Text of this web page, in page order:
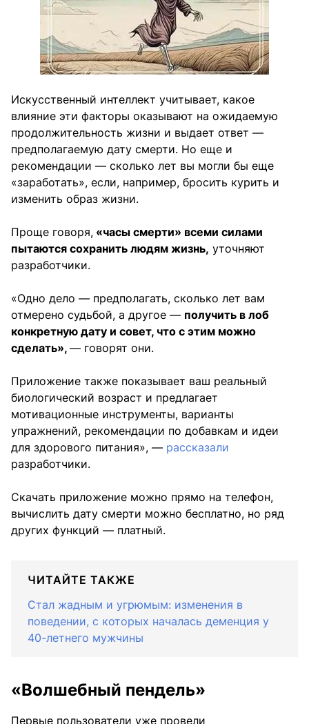
Искусственный интеллект учитывает, какое
влияние эти факторы оказывают на ожидаемую
продолжительность жизни и выдает ответ —
предполагаемую дату смерти. Но еще и
рекомендации — сколько лет вы могли бы еще
«заработать», если, например, бросить курить и
изменить образ жизни.
Проще говоря, «часы смерти» всеми силами
пытаются сохранить людям жизнь, уточняют
разработчики.
«Одно дело — предполагать, сколько лет вам
отмерено судьбой, а другое — получить в лоб
конкретную дату и совет, что с этим можно
сделать», — говорят они.
Приложение также показывает ваш реальный
биологический возраст и предлагает
мотивационные инструменты, варианты
упражнений, рекомендации по добавкам и идеи
для здорового питания», — рассказали
разработчики.
Скачать приложение можно прямо на телефон,
вычислить дату смерти можно бесплатно, но ряд
других функций — платный.
ЧИТАЙТЕ ТАКЖЕ
Стал жадным и угрюмым: изменения в
поведении, с которых началась деменция у
40-летнего мужчины
«Волшебный пендель»
Первые пользователи уже провели